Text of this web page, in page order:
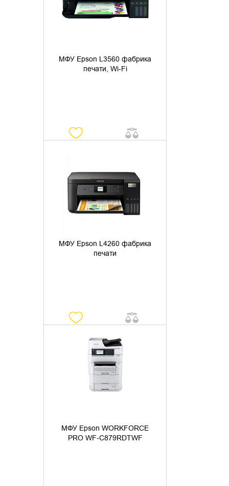
МФУ Epson L3560 фабрика
печати, Wi-Fi
МФУ Epson L4260 фабрика
печати
МФУ Epson WORKFORCE
PRO WF-C879RDTWF
УТОЧНИТЬ НАЛИЧИЕ